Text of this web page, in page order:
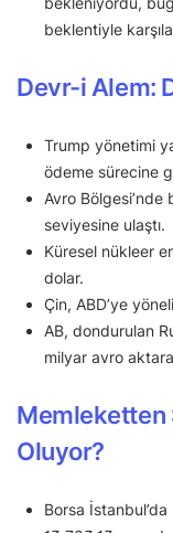
beklentiyle
Devr-i Alem:
Trump yönetimi
ödeme sürecine
Avro
seviyesine ulaştı.
Küresel nükleer
dolar.
Çin, ABD’ye
AB, dondurulan
milyar avro
Memleketten
Oluyor?
Borsa